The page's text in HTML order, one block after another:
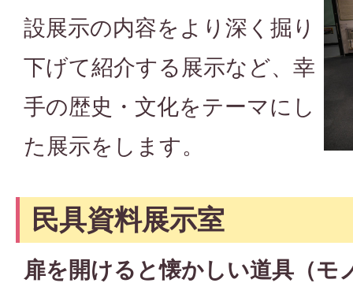
設展示の内容をより深く掘り
下げて紹介する展示など、幸
手の歴史・文化をテーマにし
た展示をします。
民具資料展示室
扉を開けると懐かしい道具（モ